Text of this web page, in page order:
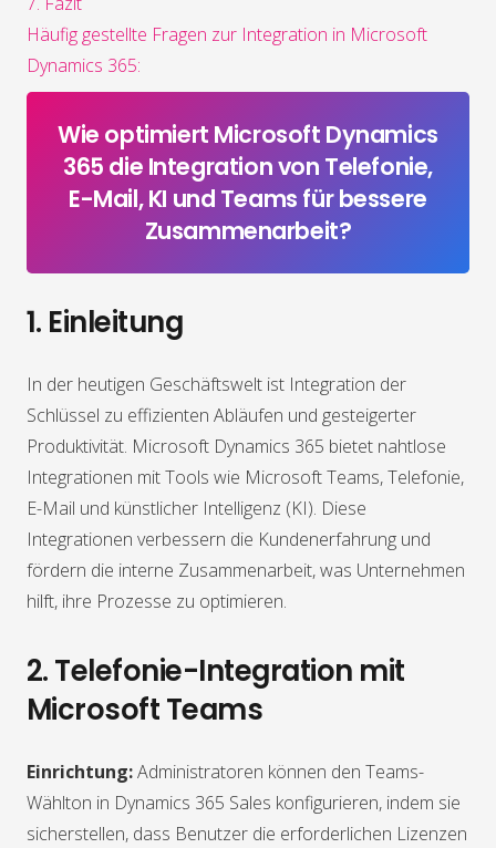
Häufig gestellte Fragen zur Integration in Microsoft
Dynamics 365:
Wie optimiert Microsoft Dynamics
365 die Integration von Telefonie,
E-Mail, KI und Teams für bessere
Zusammenarbeit?
1. Einleitung
In der heutigen Geschäftswelt ist Integration der
Schlüssel zu effizienten Abläufen und gesteigerter
Produktivität. Microsoft Dynamics 365 bietet nahtlose
Integrationen mit Tools wie Microsoft Teams, Telefonie,
E-Mail und künstlicher Intelligenz (KI). Diese
Integrationen verbessern die Kundenerfahrung und
fördern die interne Zusammenarbeit, was Unternehmen
hilft, ihre Prozesse zu optimieren.
2. Telefonie-Integration mit
Microsoft Teams
Einrichtung:Administratoren können den Teams-
Wählton in Dynamics 365 Sales konfigurieren, indem sie
sicherstellen, dass Benutzer die erforderlichen Lizenzen